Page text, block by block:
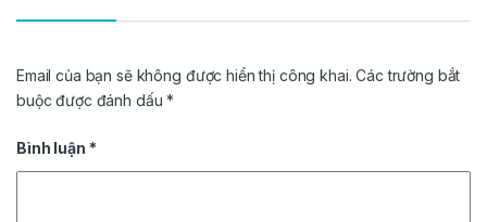
Email của bạn sẽ không được hiển thị công khai. Các trường bắt
buộc được đánh dấu*
Bình luận *